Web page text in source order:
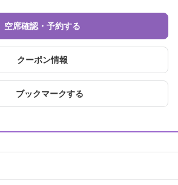
空席確認・予約する
クーポン情報
ブックマークする